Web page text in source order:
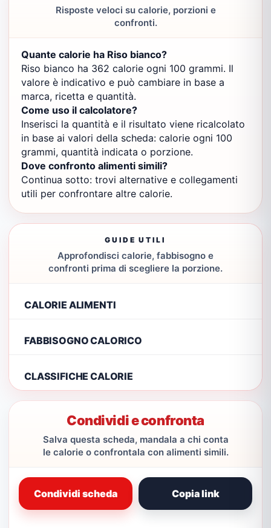
Risposte veloci su calorie, porzioni e
confronti.
Quante calorie ha Riso bianco?
Riso bianco ha 362 calorie ogni 100 grammi. Il
valore è indicativo e può cambiare in base a
marca, ricetta e quantità.
Come uso il calcolatore?
Inserisci la quantità e il risultato viene ricalcolato
in base ai valori della scheda: calorie ogni 100
grammi, quantità indicata o porzione.
Dove confronto alimenti simili?
Continua sotto: trovi alternative e collegamenti
utili per confrontare altre calorie.
GUIDE UTILI
Approfondisci calorie, fabbisogno e
confronti prima di scegliere la porzione.
CALORIE ALIMENTI
FABBISOGNO CALORICO
CLASSIFICHE CALORIE
Condividi e confronta
Salva questa scheda, mandala a chi conta
le calorie o confrontala con alimenti simili.
Condividi scheda Copia link